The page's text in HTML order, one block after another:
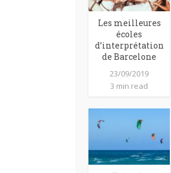
Les meilleures
écoles
d’interprétation
de Barcelone
23/09/2019
3 min read